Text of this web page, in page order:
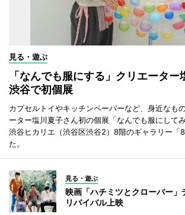
見る・遊ぶ
「なんでも服にする」クリエーター
渋谷で初個展
カプセルトイやキッチンペーパーなど、身近なも
ーター塩川夏子さん初の個展「なんでも服にして
渋谷ヒカリエ（渋谷区渋谷2）8階のギャラリー「
た。
見る・遊ぶ
映画「ハチミツとクローバー」
リバイバル上映